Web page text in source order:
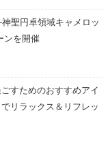
聖円卓領域キャメロッ
ンを開催
すためのおすすめアイ
リラックス＆リフレッ